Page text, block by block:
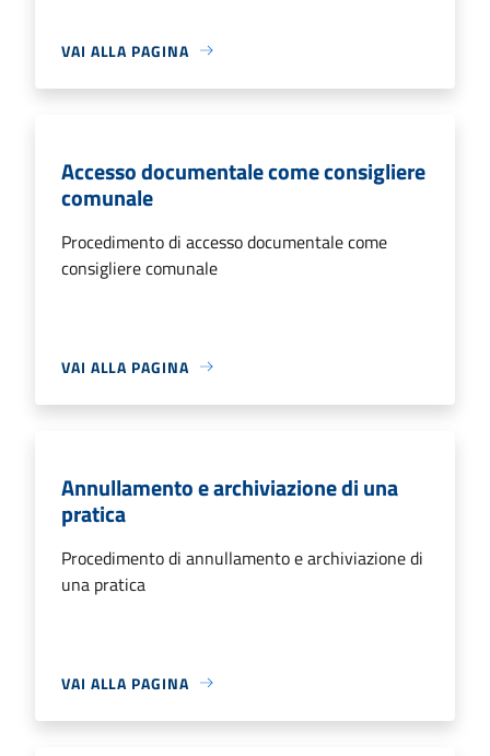
VAI ALLA PAGINA
Accesso documentale come consigliere
comunale
Procedimento di accesso documentale come
consigliere comunale
VAI ALLA PAGINA
Annullamento e archiviazione di una
pratica
Procedimento di annullamento e archiviazione di
una pratica
VAI ALLA PAGINA